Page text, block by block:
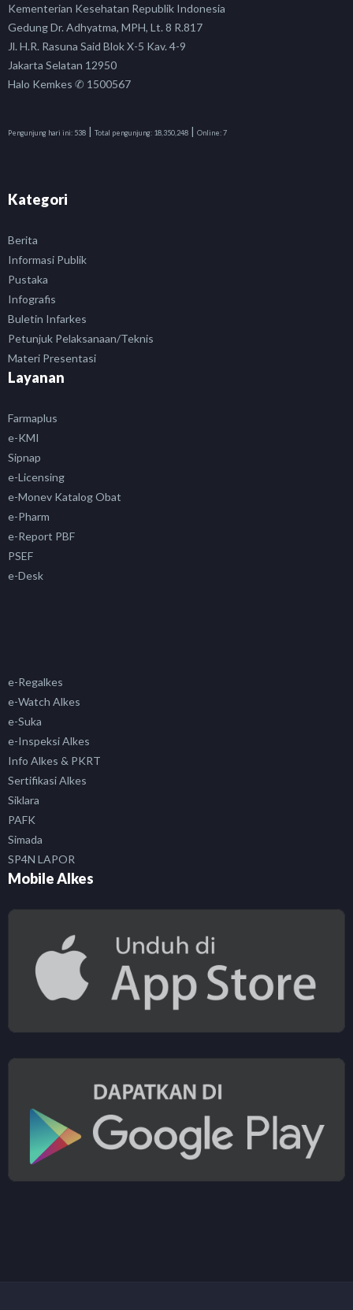
Kementerian Kesehatan Republik Indonesia
Gedung Dr. Adhyatma, MPH, Lt. 8 R.817
Jl. H.R. Rasuna Said Blok X-5 Kav. 4-9
Jakarta Selatan 12950
Halo Kemkes ✆ 1500567
Pengunjung hari ini: 538 | Total pengunjung: 18,350,248 | Online:7
Kategori
Berita
Informasi Publik
Pustaka
Infografis
Buletin Infarkes
Petunjuk Pelaksanaan/Teknis
Materi Presentasi
Layanan
Farmaplus
e-KMI
Sipnap
e-Licensing
e-Monev Katalog Obat
e-Pharm
e-Report PBF
PSEF
e-Desk
e-Regalkes
e-Watch Alkes
e-Suka
e-Inspeksi Alkes
Info Alkes & PKRT
Sertifikasi Alkes
Siklara
PAFK
Simada
SP4N LAPOR
Mobile Alkes